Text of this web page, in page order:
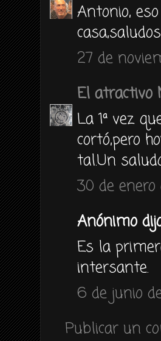
Antonio,
casa,saludos
27 de
El atractivo
La 1ª vez
cortó,pero
tal.Un
30 de enero
Anónimo
Es la
intersante.
6 de junio
Publicar un